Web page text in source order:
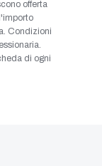
offerta
Condizioni
di ogni